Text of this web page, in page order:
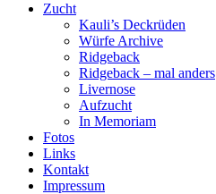
Zucht
Kauli’s Deckrüden
Würfe Archive
Ridgeback
Ridgeback – mal anders
Livernose
Aufzucht
In Memoriam
Fotos
Links
Kontakt
Impressum